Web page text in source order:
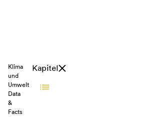
Klima
und
Umwelt
Data
&
Facts
Kapitel